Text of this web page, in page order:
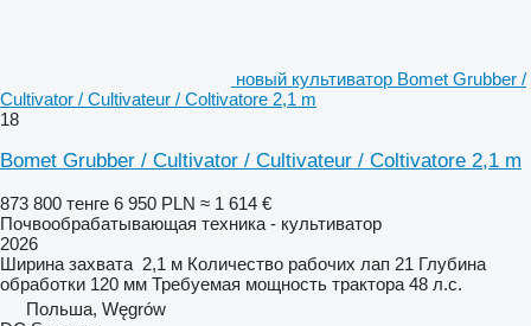
новый культиватор Bomet Grubber /
Cultivator / Cultivateur / Coltivatore 2,1 m
18
Bomet Grubber / Cultivator / Cultivateur / Coltivatore 2,1 m
873 800 тенге 6 950 PLN ≈ 1 614 €
Почвообрабатывающая техника - культиватор
2026
Ширина захвата 2,1 м Количество рабочих лап 21 Глубина
обработки 120 мм Требуемая мощность трактора 48 л.с.
Польша, Węgrów